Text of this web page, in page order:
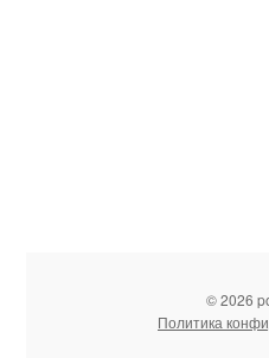
© 2026
Политика